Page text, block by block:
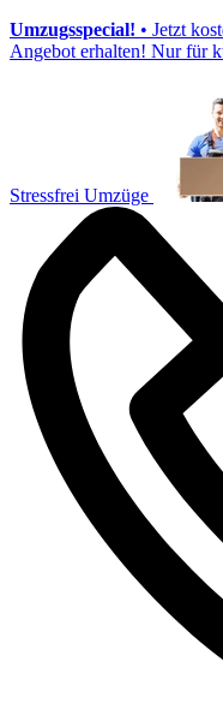
Umzugsspecial! • Jetzt
Angebot erhalten! Nur für
Stressfrei Umzüge